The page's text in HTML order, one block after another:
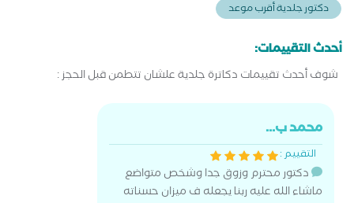
دكتور جلدية أقرب موعد
أحدث التقييمات:
شوف أحدث تقييمات دكاترة جلدية علشان تتطمن قبل الحجز :
محمد ب...
التقييم :
دكتور محترم وزوق جدا وشخص متواضع
ماشاء الله عليه ربنا يجعله ف ميزان حسناته